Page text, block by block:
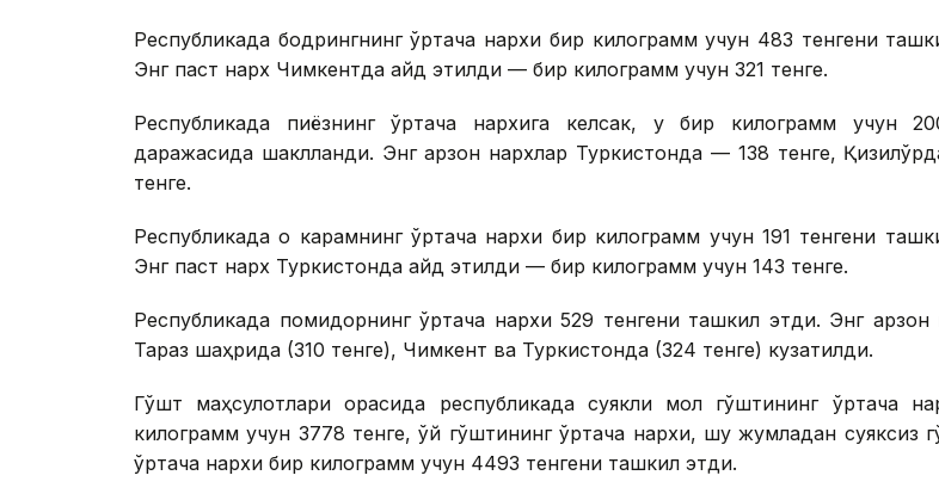
Республикада бодрингнинг ўртача нархи бир килограмм учун 483 тенгени
Энг паст нарх Чимкентда қайд этилди — бир килограмм учун 321 тенге.
Республикада пиёзнинг ўртача нархига келсак, у бир килограмм учун
даражасида шаклланди. Энг арзон нархлар Туркистонда — 138 тенге,
тенге.
Республикада оқ карамнинг ўртача нархи бир килограмм учун 191 тенгени
Энг паст нарх Туркистонда қайд этилди — бир килограмм учун 143 тенге.
Республикада помидорнинг ўртача нархи 529 тенгени ташкил этди. Энг арзон
Тараз шаҳрида (310 тенге), Чимкент ва Туркистонда (324 тенге) кузатилди.
Гўшт маҳсулотлари орасида республикада суякли мол гўштининг ўртача
килограмм учун 3778 тенге, қўй гўштининг ўртача нархи, шу жумладан суяксиз
ўртача нархи бир килограмм учун 4493 тенгени ташкил этди.